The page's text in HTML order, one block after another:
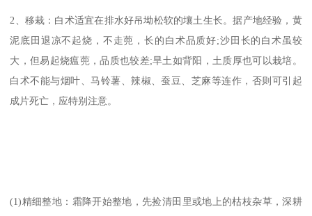
2、移栽：白术适宜在排水好吊坳松软的壤土生长。据产地经验，黄
泥底田退凉不起烧，不走蔸，长的白术品质好;沙田长的白术虽较
大，但易起烧瘟蔸，品质也较差;旱土如背阳，土质厚也可以栽培。
白术不能与烟叶、马铃薯、辣椒、蚕豆、芝麻等连作，否则可引起
成片死亡，应特别注意。
(1)精细整地：霜降开始整地，先捡清田里或地上的枯枝杂草，深耕